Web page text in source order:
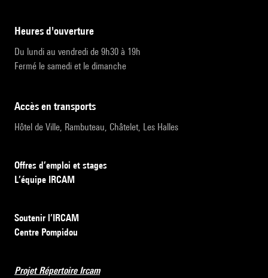
heures d'ouverture
Du lundi au vendredi de 9h30 à 19h
Fermé le samedi et le dimanche
accès en transports
Hôtel de Ville, Rambuteau, Châtelet, Les Halles
Offres d’emploi et stages
L’équipe IRCAM
Soutenir l’IRCAM
Centre Pompidou
Projet Répertoire Ircam